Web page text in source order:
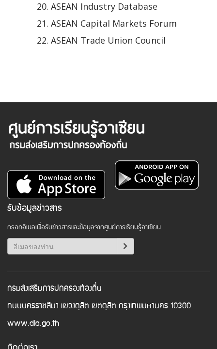
ASEAN Industry Database
ASEAN Capital Markets Forum
ASEAN Trade Union Council
รับข้อมูลข่าวสาร
กรอกอีเมลเพื่อรับข่าวสารและข้อมูลจากศูนย์การเรียนรู้อาเซียน
กรมส่งเสริมการปกครองท้องถิ่น
ถนนนครราชสีมา แขวงดุสิต เขตดุสิต กรุงเทพมหานคร 10300
www.dla.go.th